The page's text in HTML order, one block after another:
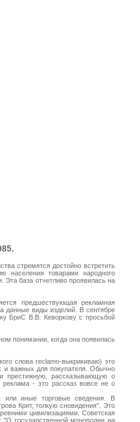
стремятся достойно встретить
населения товарами народного
Эта база отчетливо проявилась на
предшествующая рекламная
данные виды изделий. В сентябре
БриС В.В. Кеворкову с просьбой
понимании, когда она появилась
слова reclamo-выкрикиваю) это
и важных для покупателя. Обычно
престижную, рассказывающую о
реклама - это рассказ вовсе не о
или иные торговые сведения. В
Крит, толкую сновидения". Это
цивилизациями. Советская
государственной монополии на